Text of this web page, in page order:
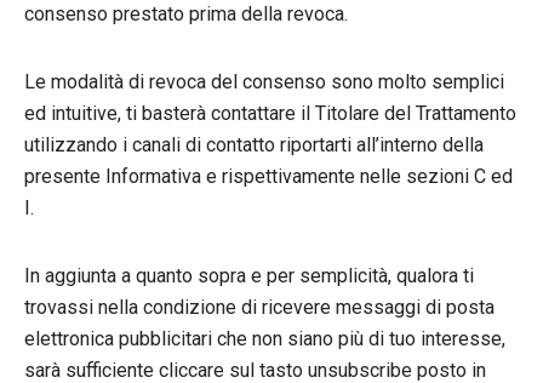
consenso prestato prima della revoca.
Le modalità di revoca del consenso sono molto semplici
ed intuitive, ti basterà contattare il Titolare del Trattamento
utilizzando i canali di contatto riportarti all’interno della
presente Informativa e rispettivamente nelle sezioni C ed
I.
In aggiunta a quanto sopra e per semplicità, qualora ti
trovassi nella condizione di ricevere messaggi di posta
elettronica pubblicitari che non siano più di tuo interesse,
sarà sufficiente cliccare sul tasto unsubscribe posto in